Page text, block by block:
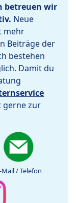
betreuen wir
Neue
mehr
Beiträge der
bestehen
Damit du
gerne zur
Mail / Telefon